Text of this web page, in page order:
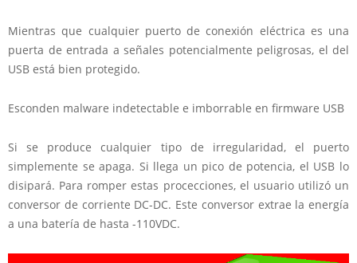
Mientras que cualquier puerto de conexión eléctrica es una
puerta de entrada a señales potencialmente peligrosas, el del
USB está bien protegido.
Esconden malware indetectable e imborrable en firmware USB
Si se produce cualquier tipo de irregularidad, el puerto
simplemente se apaga. Si llega un pico de potencia, el USB lo
disipará. Para romper estas procecciones, el usuario utilizó un
conversor de corriente DC-DC. Este conversor extrae la energía
a una batería de hasta -110VDC.